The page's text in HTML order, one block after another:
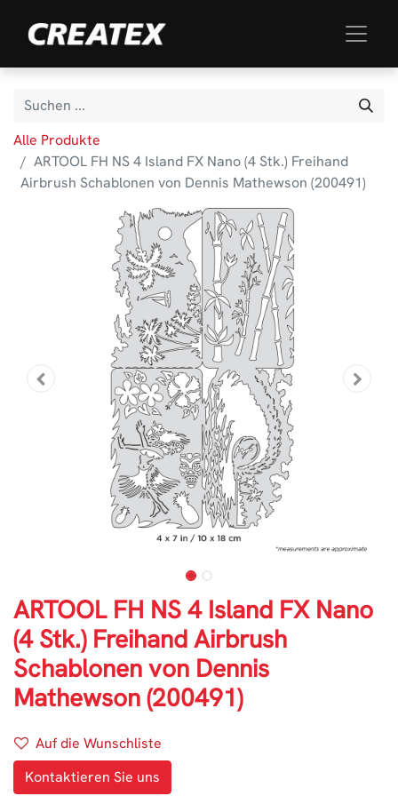
Alle Produkte
ARTOOL FH NS 4 Island FX Nano (4 Stk.) Freihand
Airbrush Schablonen von Dennis Mathewson (200491)
ARTOOL FH NS 4 Island FX Nano
(4 Stk.) Freihand Airbrush
Schablonen von Dennis
Mathewson (200491)
Auf die Wunschliste
Kontaktieren Sie uns